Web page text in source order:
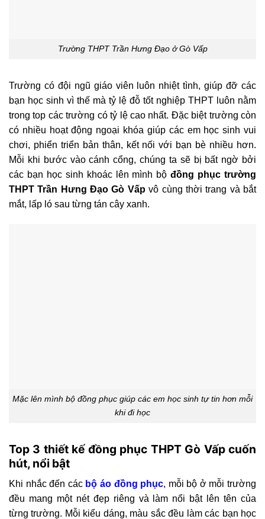
Trường THPT Trần Hưng Đạo ở Gò Vấp
Trường có đội ngũ giáo viên luôn nhiệt tình, giúp đỡ các
bạn học sinh vì thế mà tỷ lệ đỗ tốt nghiệp THPT luôn nằm
trong top các trường có tỷ lệ cao nhất. Đặc biệt trường còn
có nhiều hoạt động ngoại khóa giúp các em học sinh vui
chơi, phiển triển bản thân, kết nối với bạn bè nhiều hơn.
Mỗi khi bước vào cánh cổng, chúng ta sẽ bị bất ngờ bởi
các bạn học sinh khoác lên mình bộ đồng phục trường
THPT Trần Hưng Đạo Gò Vấpvô cùng thời trang và bắt
mắt, lấp ló sau từng tán cây xanh.
Mặc lên mình bộ đồng phục giúp các em học sinh tự tin hơn mỗi
khi đi học
Top 3 thiết kế đồng phục THPT Gò Vấp cuốn
hút, nổi bật
Khi nhắc đến các bộ áo đồng phục, mỗi bộ ở mỗi trường
đều mang một nét đẹp riêng và làm nổi bật lên tên của
từng trường. Mỗi kiểu dáng, màu sắc đều làm các bạn học